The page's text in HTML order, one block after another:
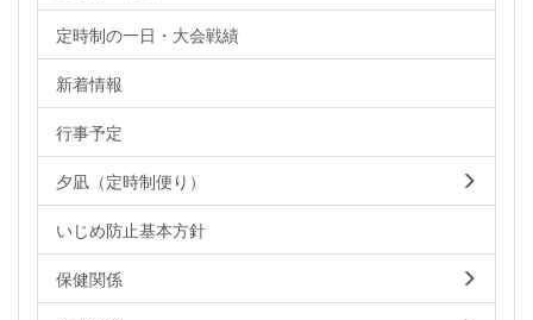
定時制の一日・大会戦績
新着情報
行事予定
夕凪（定時制便り）
いじめ防止基本方針
保健関係